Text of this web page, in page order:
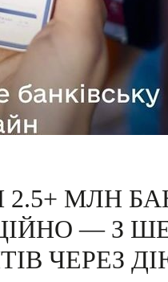
2.5+ МЛН
— З
ЧЕРЕЗ